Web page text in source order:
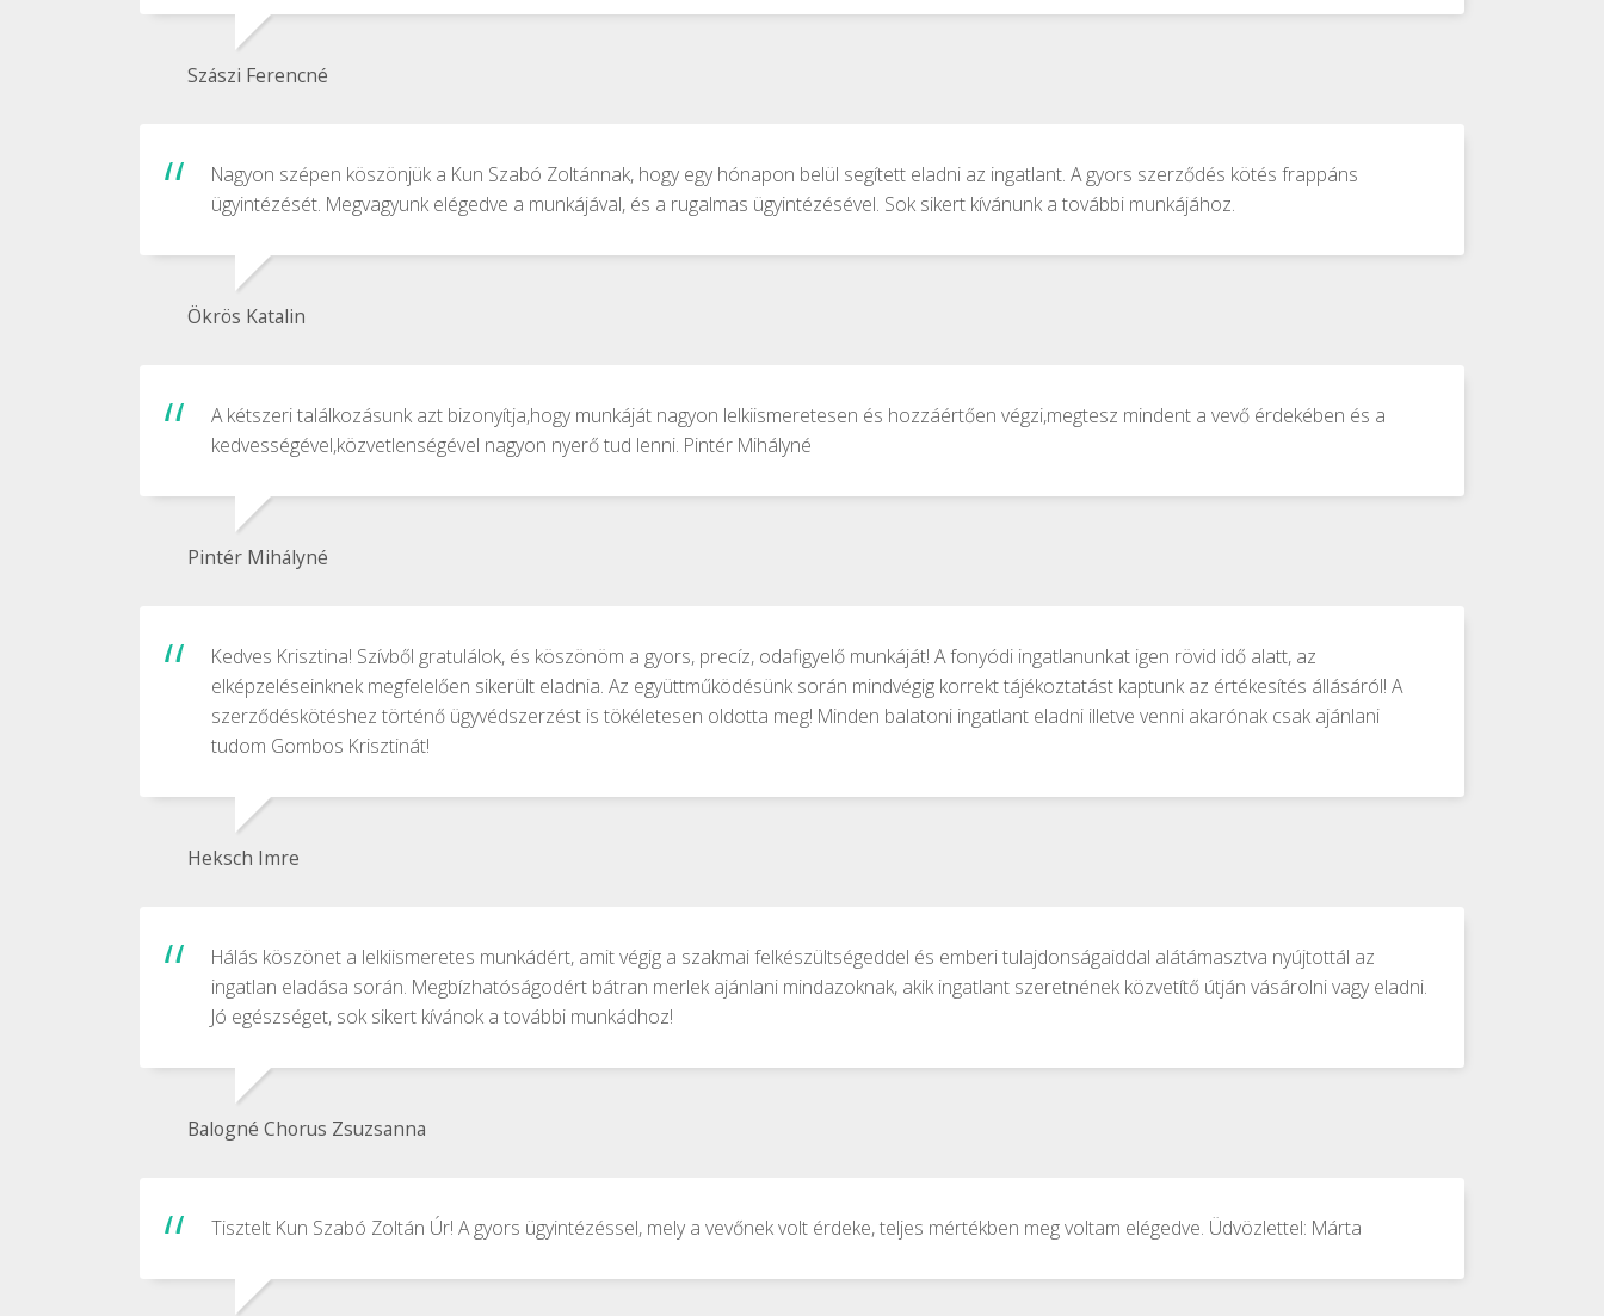
Szászi Ferencné
Nagyon szépen köszönjük a Kun Szabó Zoltánnak, hogy egy hónapon belül segített eladni az ingatlant. A gyors szerződés kötés frappáns
ügyintézését. Megvagyunk elégedve a munkájával, és a rugalmas ügyintézésével. Sok sikert kívánunk a további munkájához.
Ökrös Katalin
A kétszeri találkozásunk azt bizonyítja,hogy munkáját nagyon lelkiismeretesen és hozzáértően végzi,megtesz mindent a vevő érdekében és a
kedvességével,közvetlenségével nagyon nyerő tud lenni. Pintér Mihályné
Pintér Mihályné
Kedves Krisztina! Szívből gratulálok, és köszönöm a gyors, precíz, odafigyelő munkáját! A fonyódi ingatlanunkat igen rövid idő alatt, az
elképzeléseinknek megfelelően sikerült eladnia. Az együttműködésünk során mindvégig korrekt tájékoztatást kaptunk az értékesítés állásáról! A
szerződéskötéshez történő ügyvédszerzést is tökéletesen oldotta meg! Minden balatoni ingatlant eladni illetve venni akarónak csak ajánlani
tudom Gombos Krisztinát!
Heksch Imre
Hálás köszönet a lelkiismeretes munkádért, amit végig a szakmai felkészültségeddel és emberi tulajdonságaiddal alátámasztva nyújtottál az
ingatlan eladása során. Megbízhatóságodért bátran merlek ajánlani mindazoknak, akik ingatlant szeretnének közvetítő útján vásárolni vagy eladni.
Jó egészséget, sok sikert kívánok a további munkádhoz!
Balogné Chorus Zsuzsanna
Tisztelt Kun Szabó Zoltán Úr! A gyors ügyintézéssel, mely a vevőnek volt érdeke, teljes mértékben meg voltam elégedve. Üdvözlettel: Márta